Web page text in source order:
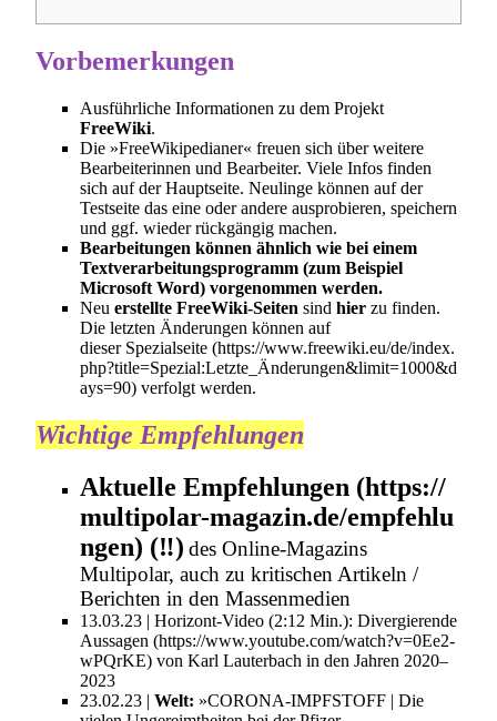
Vorbemerkungen
Ausführliche Informationen zu dem Projekt
FreeWiki.
Die »FreeWikipedianer« freuen sich über weitere
Bearbeiterinnen und Bearbeiter. Viele Infos finden
sich auf derHauptseite. Neulinge können auf der
Testseite das eine oder andere ausprobieren, speichern
und ggf. wieder rückgängig machen.
Bearbeitungen können ähnlich wie bei einem
Textverarbeitungsprogramm (zum Beispiel
Microsoft Word) vorgenommen werden.
Neu erstellte FreeWiki-Seiten sind hier zu finden.
Die letzten Änderungen können auf
dieser Spezialseite
verfolgt werden.
Wichtige Empfehlungen
Aktuelle Empfehlungen
(‼️) des Online-Magazins
Multipolar, auch zu kritischen Artikeln /
Berichten in den Massenmedien
13.03.23 | Horizont-Video (2:12 Min.): Divergierende
Aussagen
von Karl Lauterbach in den Jahren 2020–
2023
23.02.23 | Welt: »CORONA-IMPFSTOFF | Die